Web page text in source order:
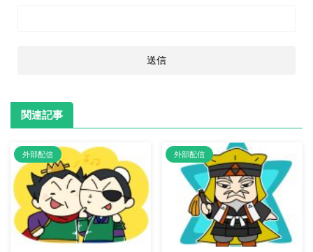
関連記事
外部配信 外部配信